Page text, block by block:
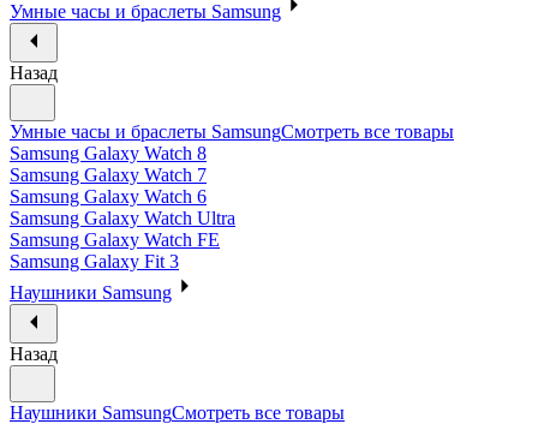
Умные часы и браслеты Samsung
Назад
Умные часы и браслеты SamsungСмотреть все товары
Samsung Galaxy Watch 8
Samsung Galaxy Watch 7
Samsung Galaxy Watch 6
Samsung Galaxy Watch Ultra
Samsung Galaxy Watch FE
Samsung Galaxy Fit 3
Наушники Samsung
Назад
Наушники SamsungСмотреть все товары